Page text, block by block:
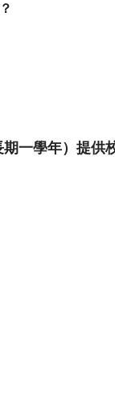
一學年）提供